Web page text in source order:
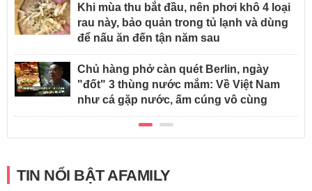
Khi mùa thu bắt đầu, nên phơi khô 4 loại
rau này, bảo quản trong tủ lạnh và dùng
để nấu ăn đến tận năm sau
Chủ hàng phở càn quét Berlin, ngày
"đốt" 3 thùng nước mắm: Về Việt Nam
như cá gặp nước, ấm cúng vô cùng
TIN NỔI BẬT AFAMILY